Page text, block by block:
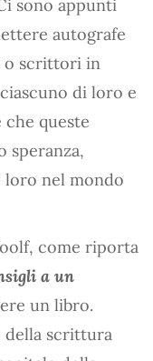
sono appunti
autografe
o scrittori in
di loro e
che queste
speranza,
loro nel mondo
come riporta
a un
un libro.
della scrittura